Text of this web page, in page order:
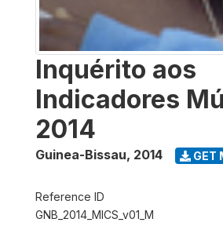
Inquérito aos
Indicadores
2014
Guinea-Bissau, 2014 GET
Reference ID
GNB_2014_MICS_v01_M